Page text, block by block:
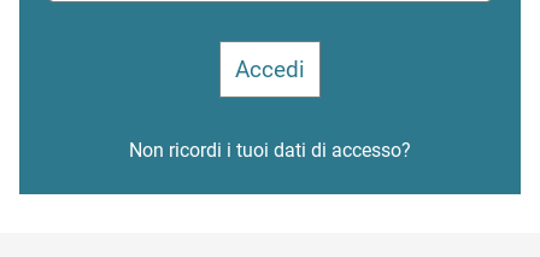
Non ricordi i tuoi dati di accesso?